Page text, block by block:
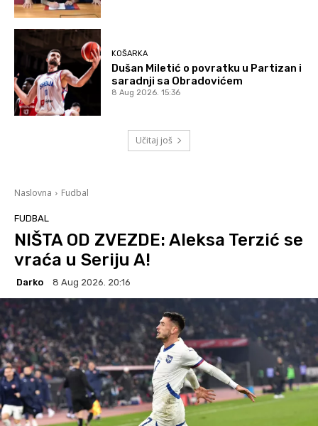
KOŠARKA
Dušan Miletić o povratku u Partizan i
saradnji sa Obradovićem
8 Aug 2026. 15:36
Učitaj još